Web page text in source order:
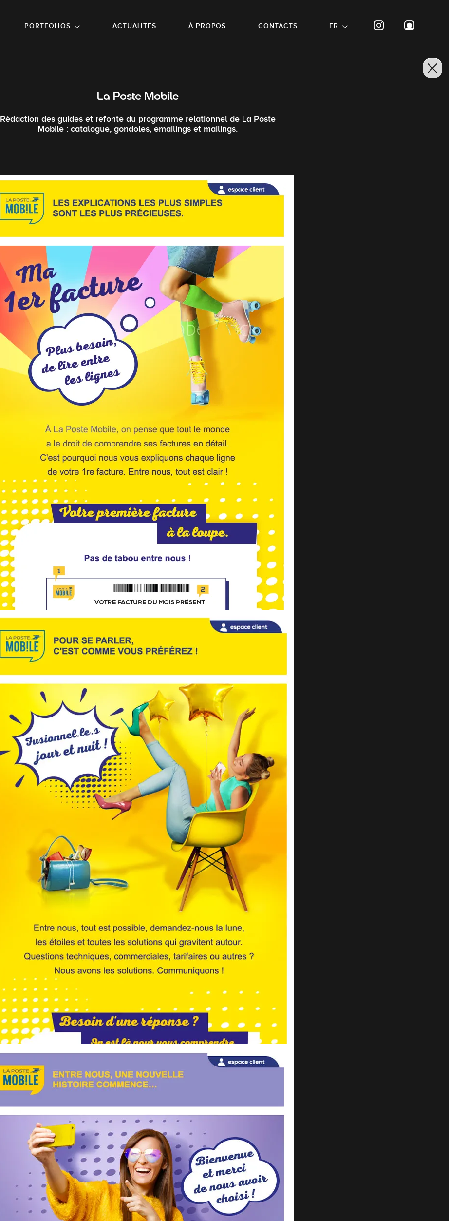
PORTFOLIOS
ACTUALITÉS À PROPOS CONTACTS FR
La Poste Mobile
Rédaction des guides et refonte du programme relationnel de La Poste
Mobile : catalogue, gondoles, emailings et mailings.